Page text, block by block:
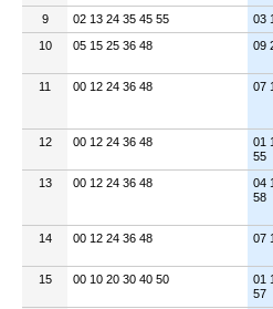
9
02 13 24 35 45 55 03
10
05 15 25 36 48 09
11
00 12 24 36 48 07
12
00 12 24 36 48
01
55
13
00 12 24 36 48
04
58
14
00 12 24 36 48 07
15
00 10 20 30 40 50
01
57